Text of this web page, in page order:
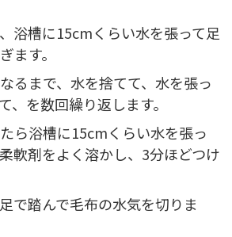
浴槽に15cmくらい水を張って足
ます。
るまで、水を捨てて、水を張っ
、を数回繰り返します。
ら浴槽に15cmくらい水を張っ
軟剤をよく溶かし、3分ほどつけ
で踏んで毛布の水気を切りま